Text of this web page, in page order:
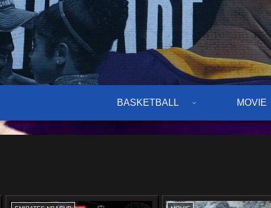
BASKETBALL MOVIE